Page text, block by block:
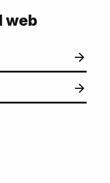
web